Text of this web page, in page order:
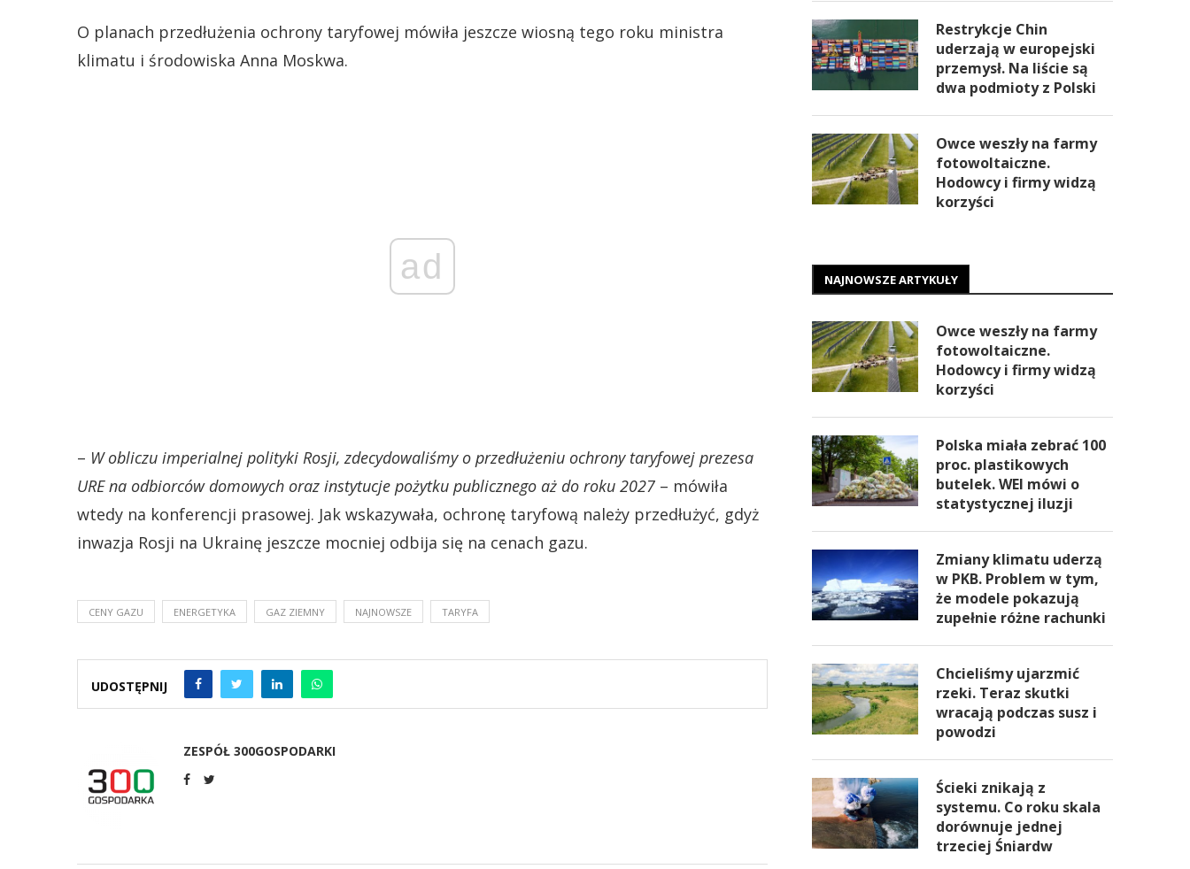
O planach przedłużenia ochrony taryfowej mówiła jeszcze wiosną tego roku ministra
klimatu i środowiska Anna Moskwa.
ad
– W obliczu imperialnej polityki Rosji, zdecydowaliśmy o przedłużeniu ochrony taryfowej prezesa
URE na odbiorców domowych oraz instytucje pożytku publicznego aż do roku 2027 – mówiła
wtedy na konferencji prasowej. Jak wskazywała, ochronę taryfową należy przedłużyć, gdyż
inwazja Rosji na Ukrainę jeszcze mocniej odbija się na cenach gazu.
CENY GAZU ENERGETYKA GAZ ZIEMNY NAJNOWSZE TARYFA
UDOSTĘPNIJ
ZESPÓŁ 300GOSPODARKI
Restrykcje Chin
uderzają w europejski
przemysł. Na liście są
dwa podmioty z Polski
Owce weszły na farmy
fotowoltaiczne.
Hodowcy i firmy widzą
korzyści
NAJNOWSZE ARTYKUŁY
Owce weszły na farmy
fotowoltaiczne.
Hodowcy i firmy widzą
korzyści
Polska miała zebrać 100
proc. plastikowych
butelek. WEI mówi o
statystycznej iluzji
Zmiany klimatu uderzą
w PKB. Problem w tym,
że modele pokazują
zupełnie różne rachunki
Chcieliśmy ujarzmić
rzeki. Teraz skutki
wracają podczas susz i
powodzi
Ścieki znikają z
systemu. Co roku skala
dorównuje jednej
trzeciej Śniardw